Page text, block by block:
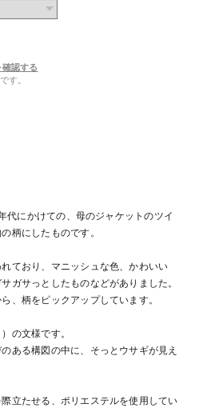
認する
す。
代にかけての、母のジャケットのツイ
柄にしたものです。
ており、マニッシュな色、かわいい
ガサっとしたものなどがありました。
、柄をピックアップしています。
の文様です。
ある構図の中に、そっとウサギが見え
立たせる、ポリエステルを使用してい